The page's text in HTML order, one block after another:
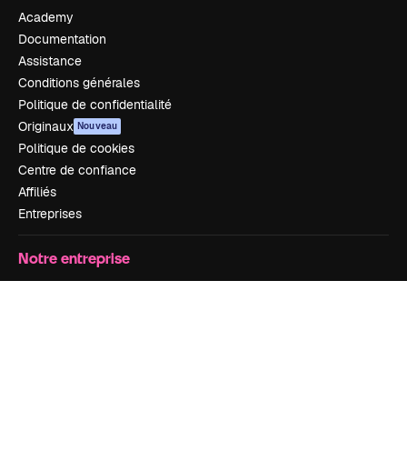
Academy
Documentation
Assistance
Conditions générales
Politique de confidentialité
Originaux Nouveau
Politique de cookies
Centre de confiance
Affiliés
Entreprises
Notre entreprise
Prix